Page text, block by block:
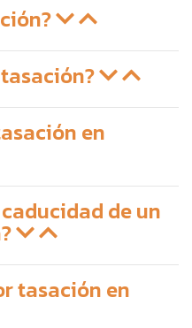
en
de un
tasación en